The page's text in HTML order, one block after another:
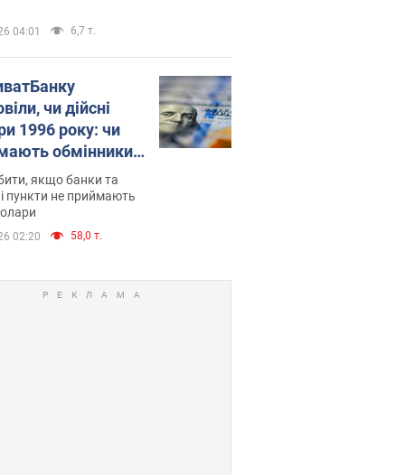
04:01 6,7 т.
чи дійсні
1996 року: чи
обмінники
такі купюри
якщо банки та
пункти не приймають
02:20 58,0 т.